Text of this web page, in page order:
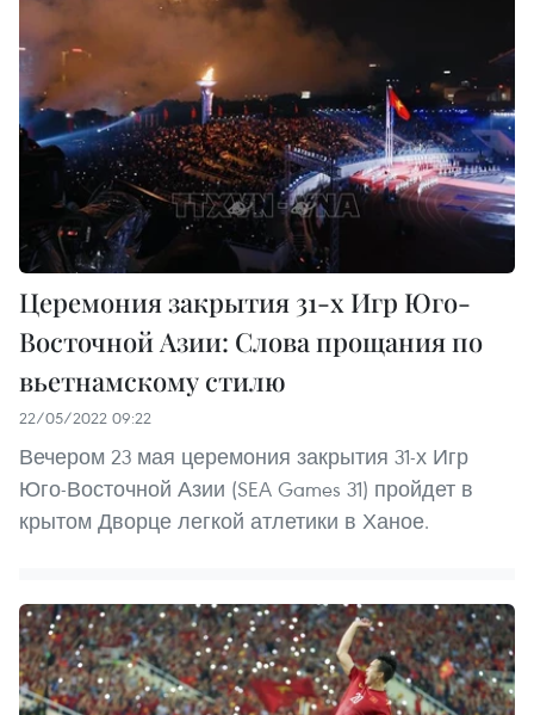
Церемония закрытия 31-х Игр Юго-
Восточной Азии: Слова прощания по
вьетнамскому стилю
22/05/2022 09:22
Вечером 23 мая церемония закрытия 31-х Игр
Юго-Восточной Азии (SEA Games 31) пройдет в
крытом Дворце легкой атлетики в Ханое.